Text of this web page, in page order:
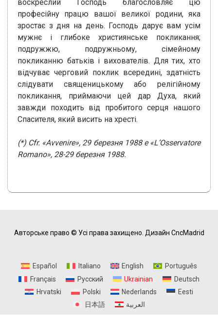
воскреслий Господь благословляє цю
професійну працю вашої великої родини, яка
зростає з дня на день. Господь дарує вам усім
мужнє і глибоке християнське покликання;
подружжю, подружньому, сімейному
покликанню батьків і вихователів. Для тих, хто
відчуває черговий поклик всередині, здатність
слідувати священицькому або релігійному
покликання, приймаючи цей дар Духа, який
завжди походить від пробитого серця нашого
Спасителя, який висить на хресті.
(*) Cfr. «Avvenire», 29 березня 1988 e «L’Osservatore
Romano», 28-29 березня 1988.
Авторське право © Усі права захищено. Дизайн CncMadrid
Español Italiano English
Português
Français
Русский Ukrainian
Deutsch
Hrvatski
Polski Nederlands
Eesti
日本語
العربية